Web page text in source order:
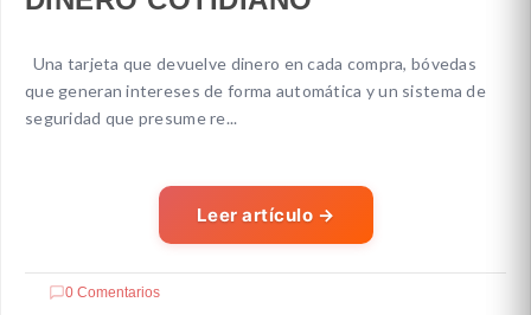
Una tarjeta que devuelve dinero en cada compra, bóvedas
que generan intereses de forma automática y un sistema de
seguridad que presume re...
Leer artículo →
0 Comentarios